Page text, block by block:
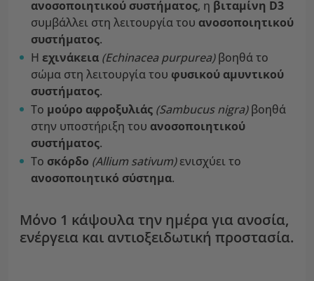
ανοσοποιητικού συστήματος, η βιταμίνη D3
συμβάλλει στη λειτουργία του ανοσοποιητικού
συστήματος.
Η εχινάκεια (Echinacea purpurea)βοηθά το
σώμα στη λειτουργία του φυσικού αμυντικού
συστήματος.
Το μούρο αφροξυλιάς (Sambucus nigra)βοηθά
στην υποστήριξη του ανοσοποιητικού
συστήματος.
Το σκόρδο (Allium sativum)ενισχύει το
ανοσοποιητικό σύστημα.
Μόνο 1 κάψουλα την ημέρα για ανοσία,
ενέργεια και αντιοξειδωτική προστασία.